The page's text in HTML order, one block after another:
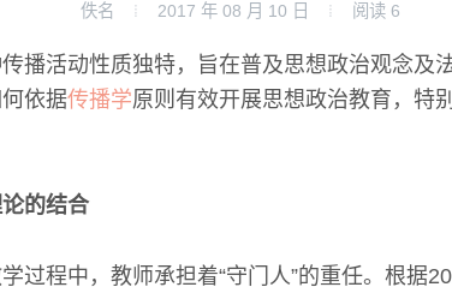
佚名 2017 年 08 月 10 日 阅读 6
播活动性质独特，旨在普及思想政治观念及
依据传播学原则有效开展思想政治教育，特
的结合
过程中，教师承担着“守门人”的重任。根据